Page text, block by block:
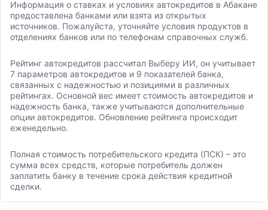
Информация о ставках и условиях автокредитов в Абакане
предоставлена банками или взята из открытых
источников. Пожалуйста, уточняйте условия продуктов в
отделениях банков или по телефонам справочных служб.
Рейтинг автокредитов рассчитал Выберу ИИ, он учитывает
7 параметров автокредитов и 9 показателей банка,
связанных с надежностью и позициями в различных
рейтингах. Основной вес имеет стоимость автокредитов и
надежность банка, также учитываются дополнительные
опции автокредитов. Обновление рейтинга происходит
еженедельно.
Полная стоимость потребительского кредита (ПСК) – это
сумма всех средств, которые потребитель должен
заплатить банку в течение срока действия кредитной
сделки.